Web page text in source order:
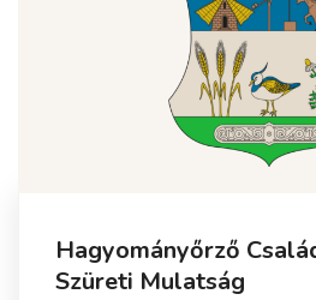
Hagyományőrző
Szüreti Mulatság